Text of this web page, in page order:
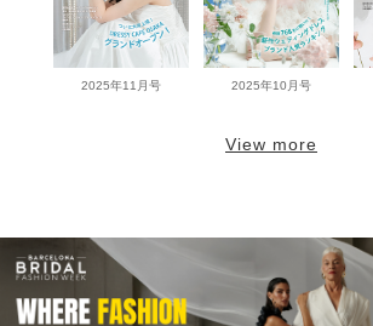
2025年11月号 2025年10月号
View more